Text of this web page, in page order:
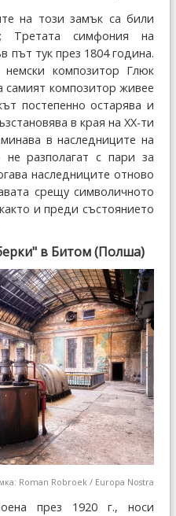
на този замък са били
Третата симфония на
път тук през 1804 година.
композитор Глюк
самият композитор живее
постепенно остарява и
в края на XX-ти
в наследниците на
разполагат с пари за
наследниците отново
срещу символичното
и преди състоянието
в Битом (Полша)
Roman Robroek / Europa Nostra
през 1920 г., носи